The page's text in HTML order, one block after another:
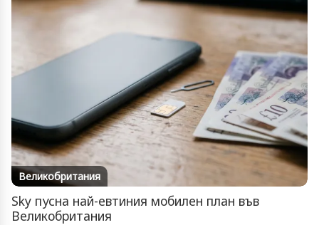
Великобритания
Sky пусна най-евтиния мобилен план във
Великобритания